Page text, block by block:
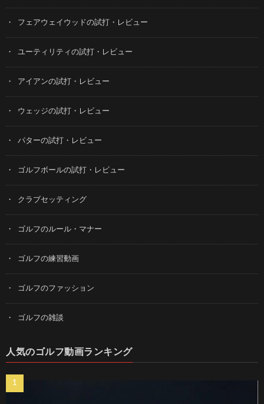
フェアウェイウッドの試打・レビュー
ユーティリティの試打・レビュー
アイアンの試打・レビュー
ウェッジの試打・レビュー
パターの試打・レビュー
ゴルフボールの試打・レビュー
クラブセッティング
ゴルフのルール・マナー
ゴルフの練習動画
ゴルフのファッション
ゴルフの雑談
人気のゴルフ動画ランキング